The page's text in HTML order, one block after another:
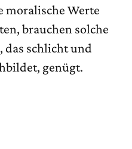
moralische Werte
brauchen solche
das schlicht und
genügt.